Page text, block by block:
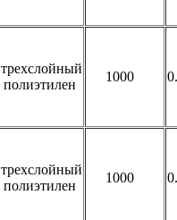
трехслойный
полиэтилен
1000
трехслойный
полиэтилен
1000